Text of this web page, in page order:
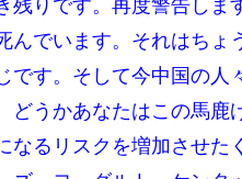
残りです。再度警告しま
んでいます。それはちょ
です。そして今中国の人
どうかあなたはこの馬鹿
なるリスクを増加させた